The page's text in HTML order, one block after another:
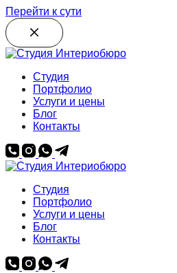
Перейти к сути
Студия
Портфолио
Услуги и цены
Блог
Контакты
Студия
Портфолио
Услуги и цены
Блог
Контакты